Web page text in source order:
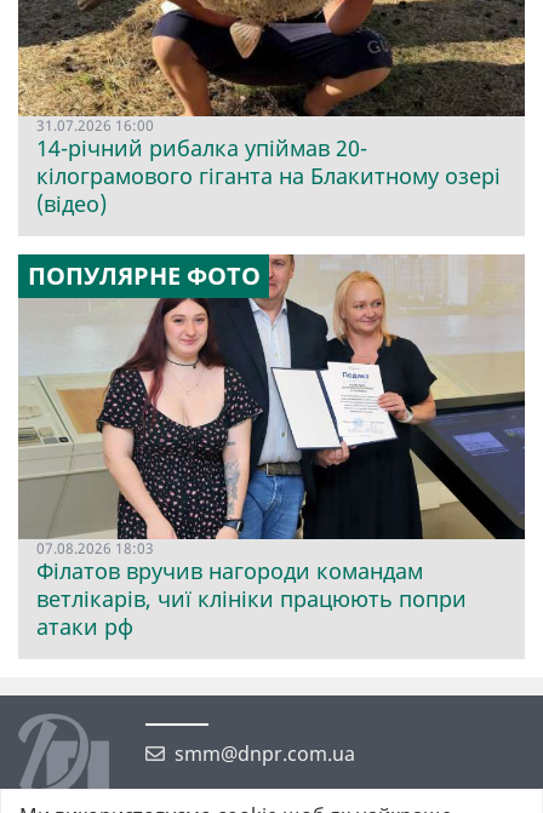
31.07.2026 16:00
14-річний рибалка упіймав 20-
кілограмового гіганта на Блакитному озері
(відео)
ПОПУЛЯРНЕ ФОТО
07.08.2026 18:03
Філатов вручив нагороди командам
ветлікарів, чиї клініки працюють попри
атаки рф
smm@dnpr.com.ua